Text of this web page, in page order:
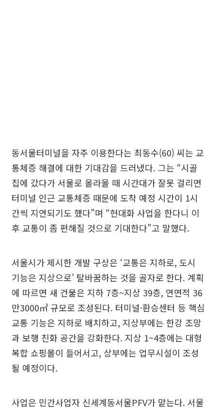
동서울터미널을 자주 이용한다는 최동수(60) 씨는 교
통체증 해결에 대한 기대감을 드러냈다. 그는 “시골
집에 갔다가 서울로 올라올 때 시간대가 잘못 걸리면
터미널 인근 교통체증 때문에 도착 예정 시간이 1시
간씩 지연되기도 했다”며 “현대화 사업을 한다니 이
후 교통이 좀 편해질 것으로 기대한다”고 말했다.
서울시가 제시한 개발 구상은 ‘교통은 지하로, 도시
기능은 지상으로’ 탈바꿈하는 것을 골자로 한다. 계획
에 따르면 새 건물은 지하 7층~지상 39층, 연면적 36
만3000㎡ 규모로 조성된다. 터미널·환승센터 등 핵심
교통 기능은 지하로 배치하고, 지상부에는 한강 조망
과 보행 친화 공간을 강화한다. 지상 1~4층에는 대형
복합 쇼핑몰이 들어서고, 상부에는 업무시설이 조성
될 예정이다.
사업은 민간사업자 신세계동서울PFV가 맡는다. 서울